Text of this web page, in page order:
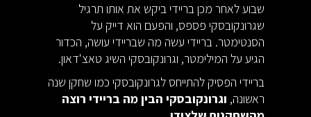
שבוע לאחר מכן בריידי ביקש את אותו תרגיל
שגרונקובסקי פספס, והפעם הוא דייק על
הסנטימטר. בריידי עשה מה שבריידי עושה, הכדור
הגיע על המילימטר, וגרונקובסקי השיג טאצ'דאון.
בריידי הפסיק להתייחס לגרונקובסקי כמו שחקן שנה
ראשונה, וגרונקובסקי הבין מה בריידי רוצה